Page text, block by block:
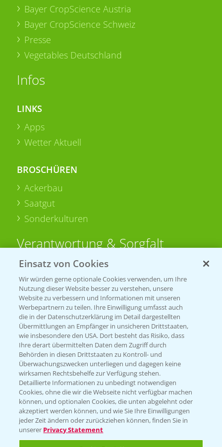
Bayer CropScience Austria
Bayer CropScience Schweiz
Presse
Vegetables Deutschland
Infos
LINKS
Apps
Wetter Aktuell
BROSCHÜREN
Ackerbau
Saatgut
Sonderkulturen
Verantwortung & Sorgfalt
Sammelstellen und Termine
PRE - Chemikalien sicher entsorgen
Sammelstellen und Termine
Kontakt & Notfall
Beratung auf WhatsApp
T.+49 (0)174 346 564 1
KONTAKT
Einsatz von Cookies
Wir würden gerne optionale Cookies verwenden, um Ihre
Nutzung dieser Website besser zu verstehen, unsere
Website zu verbessern und Informationen mit unseren
Werbepartnern zu teilen. Ihre Einwilligung umfasst auch
die in der Datenschutzerklärung im Detail dargestellten
Übermittlungen an Empfänger in unsicheren Drittstaaten,
wie insbesondere den USA. Dort besteht das Risiko, dass
Ihre derart übermittelten Daten dem Zugriff durch
Behörden in diesen Drittstaaten zu Kontroll- und
Überwachungszwecken unterliegen und dagegen keine
wirksamen Rechtsbehelfe zur Verfügung stehen.
Detaillierte Informationen zu unbedingt notwendigen
Cookies, ohne die wir die Webseite nicht verfügbar machen
können, und optionalen Cookies, die unten abgelehnt oder
akzeptiert werden können, und wie Sie Ihre Einwilligungen
jeder Zeit ändern oder zurückziehen können, finden Sie in
unserer Privacy Statement